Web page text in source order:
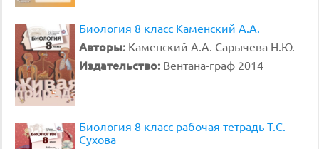
Биология 8 класс Каменский А.А.
Авторы: Каменский А.А. Сарычева Н.Ю.
Издательство: Вентана-граф 2014
Биология 8 класс рабочая тетрадь Т.С.
Сухова